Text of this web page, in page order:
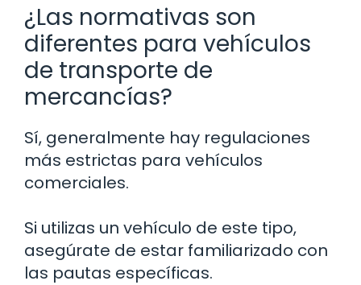
¿Las normativas son
diferentes para vehículos
de transporte de
mercancías?
Sí, generalmente hay regulaciones
más estrictas para vehículos
comerciales.
Si utilizas un vehículo de este tipo,
asegúrate de estar familiarizado con
las pautas específicas.